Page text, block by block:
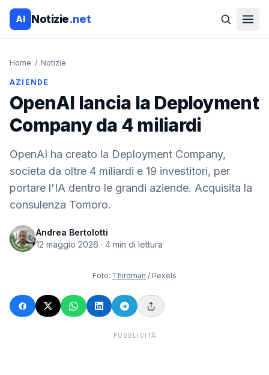
AI Notizie.net
Home / Notizie
AZIENDE
OpenAI lancia la Deployment
Company da 4 miliardi
OpenAI ha creato la Deployment Company,
societa da oltre 4 miliardi e 19 investitori, per
portare l'IA dentro le grandi aziende. Acquisita la
consulenza Tomoro.
Andrea Bertolotti
12 maggio 2026 · 4 min di lettura
Foto: Thirdman / Pexels
PUBBLICITÀ